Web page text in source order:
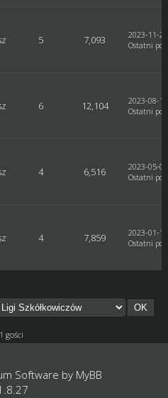
5 7,093
2023-11-
Ostatni
6 12,104
2023-08-
Ostatni
4 6,516
2023-05-
Ostatni
4 7,859
2023-01-
Ostatni
gości
Software by MyBB